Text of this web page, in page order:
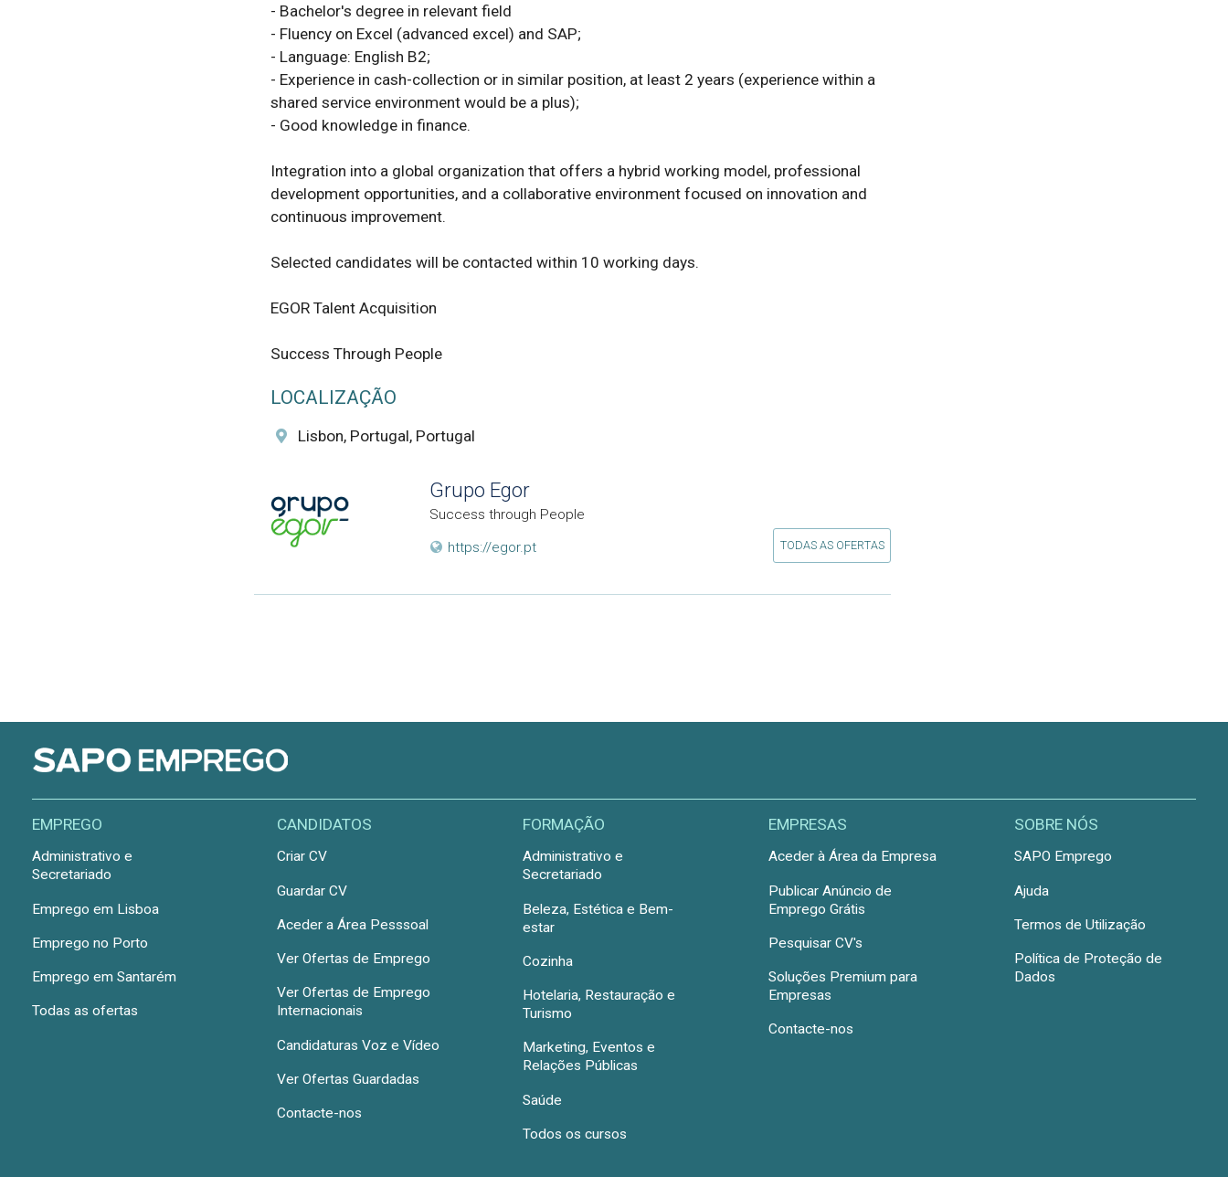
- Bachelor's degree in relevant field
- Fluency on Excel (advanced excel) and SAP;
- Language: English B2;
- Experience in cash-collection or in similar position, at least 2 years (experience within a
shared service environment would be a plus);
- Good knowledge in finance.
Integration into a global organization that offers a hybrid working model, professional
development opportunities, and a collaborative environment focused on innovation and
continuous improvement.
Selected candidates will be contacted within 10 working days.
EGOR Talent Acquisition
Success Through People
LOCALIZAÇÃO
Lisbon, Portugal, Portugal
Grupo Egor
Success through People
https://egor.pt
TODAS AS OFERTAS
EMPREGO
Administrativo e
Secretariado
Emprego em Lisboa
Emprego no Porto
Emprego em Santarém
Todas as ofertas
CANDIDATOS
Criar CV
Guardar CV
Aceder a Área Pesssoal
Ver Ofertas de Emprego
Ver Ofertas de Emprego
Internacionais
Candidaturas Voz e Vídeo
Ver Ofertas Guardadas
Contacte-nos
FORMAÇÃO
Administrativo e
Secretariado
Beleza, Estética e Bem-
estar
Cozinha
Hotelaria, Restauração e
Turismo
Marketing, Eventos e
Relações Públicas
Saúde
Todos os cursos
EMPRESAS
Aceder à Área da Empresa
Publicar Anúncio de
Emprego Grátis
Pesquisar CV's
Soluções Premium para
Empresas
Contacte-nos
SOBRE NÓS
SAPO Emprego
Ajuda
Termos de Utilização
Política de Proteção de
Dados